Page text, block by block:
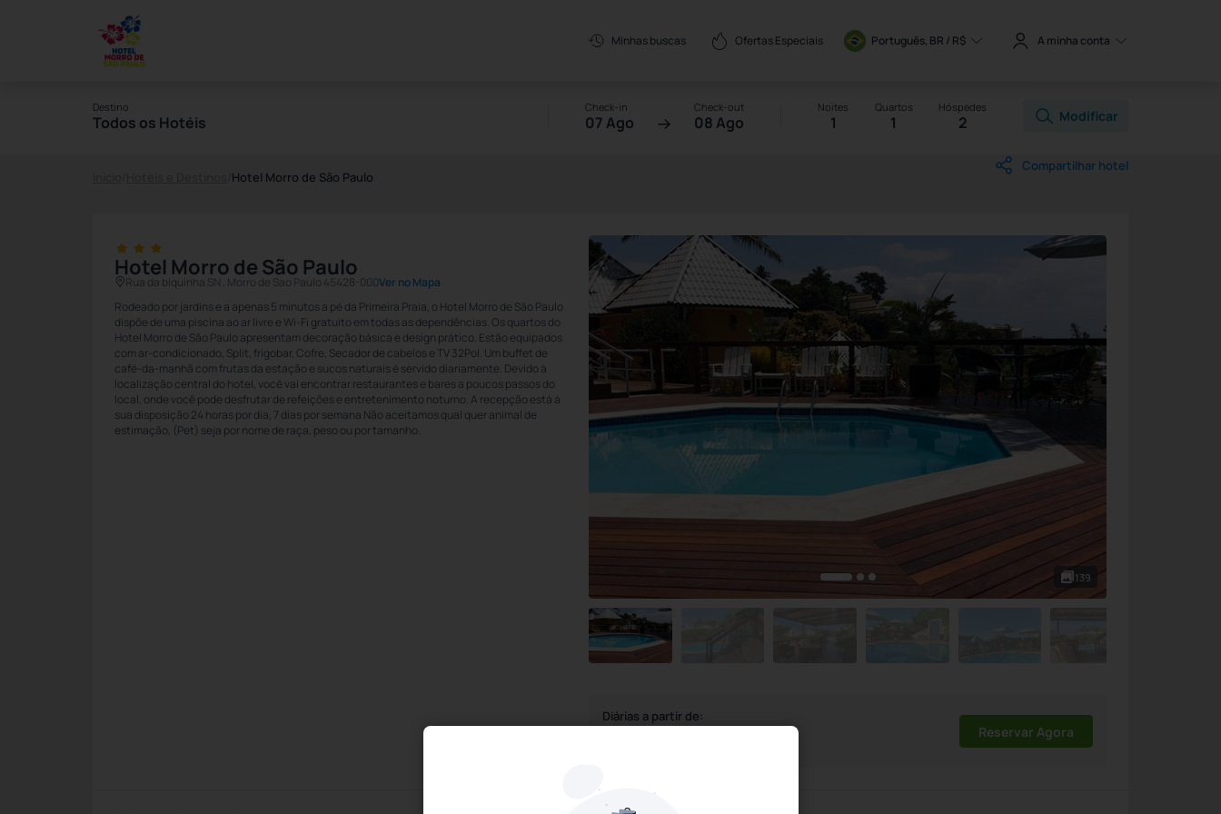
Minhas buscas Ofertas Especiais Português, BR / R$ A minha conta
Destino
Todos os Hotéis
Check-in
07 Ago
Check-out
08 Ago
Noites
1
Quartos
1
Hóspedes
2 Modificar
Hotel Morro de São Paulo
Compartilhar hotel
Hotel Morro de São Paulo
Rua da biquinha SN , Morro de Sao Paulo 45428-000Ver no Mapa
Rodeado por jardins e a apenas 5 minutos a pé da Primeira Praia, o Hotel Morro de São Paulo
dispõe de uma piscina ao ar livre e Wi-Fi gratuito em todas as dependências. Os quartos do
Hotel Morro de São Paulo apresentam decoração básica e design prático. Estão equipados
com ar-condicionado, Split, frigobar, Cofre, Secador de cabelos e TV 32Pol. Um buffet de
café-da-manhã com frutas da estação e sucos naturais é servido diariamente. Devido à
localização central do hotel, você vai encontrar restaurantes e bares a poucos passos do
local, onde você pode desfrutar de refeições e entretenimento noturno. A recepção está à
sua disposição 24 horas por dia, 7 dias por semana Não aceitamos qual quer animal de
estimação, (Pet) seja por nome de raça, peso ou por tamanho.
139
Diárias a partir de:
R$322,48 Reservar Agora